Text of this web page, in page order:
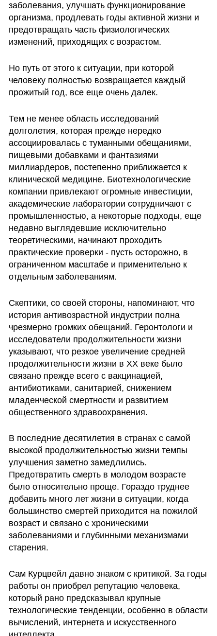
заболевания, улучшать функционирование
организма, продлевать годы активной жизни и
предотвращать часть физиологических
изменений, приходящих с возрастом.
Но путь от этого к ситуации, при которой
человеку полностью возвращается каждый
прожитый год, все еще очень далек.
Тем не менее область исследований
долголетия, которая прежде нередко
ассоциировалась с туманными обещаниями,
пищевыми добавками и фантазиями
миллиардеров, постепенно приближается к
клинической медицине. Биотехнологические
компании привлекают огромные инвестиции,
академические лаборатории сотрудничают с
промышленностью, а некоторые подходы, еще
недавно выглядевшие исключительно
теоретическими, начинают проходить
практические проверки - пусть осторожно, в
ограниченном масштабе и применительно к
отдельным заболеваниям.
Скептики, со своей стороны, напоминают, что
история антивозрастной индустрии полна
чрезмерно громких обещаний. Геронтологи и
исследователи продолжительности жизни
указывают, что резкое увеличение средней
продолжительности жизни в XX веке было
связано прежде всего с вакцинацией,
антибиотиками, санитарией, снижением
младенческой смертности и развитием
общественного здравоохранения.
В последние десятилетия в странах с самой
высокой продолжительностью жизни темпы
улучшения заметно замедлились.
Предотвратить смерть в молодом возрасте
было относительно проще. Гораздо труднее
добавить много лет жизни в ситуации, когда
большинство смертей приходится на пожилой
возраст и связано с хроническими
заболеваниями и глубинными механизмами
старения.
Сам Курцвейл давно знаком с критикой. За годы
работы он приобрел репутацию человека,
который рано предсказывал крупные
технологические тенденции, особенно в области
вычислений, интернета и искусственного